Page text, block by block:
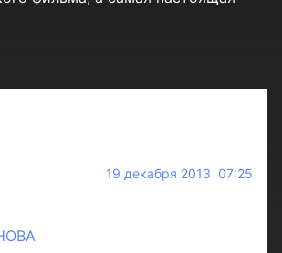
19 декабря 2013 07:25